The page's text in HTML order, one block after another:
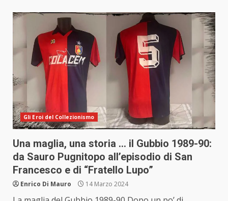
Gli Eroi del Collezionismo
Una maglia, una storia … il Gubbio 1989-90:
da Sauro Pugnitopo all’episodio di San
Francesco e di “Fratello Lupo”
Enrico Di Mauro 14 Marzo 2024